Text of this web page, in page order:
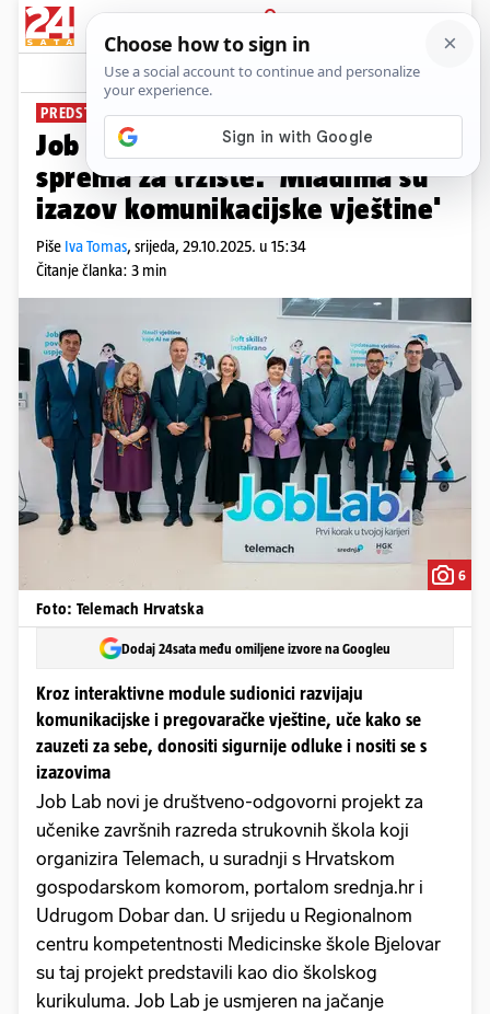
PRIJAVA
News Komentari
PREDSTAVLJEN U BJELOVARU
Job Lab, projekt koji učenike
sprema za tržište. 'Mladima su
izazov komunikacijske vještine'
Piše Iva Tomas, srijeda, 29.10.2025. u 15:34
Čitanje članka: 3 min
6
Foto: Telemach Hrvatska
Dodaj 24sata među omiljene izvore na Googleu
Kroz interaktivne module sudionici razvijaju
komunikacijske i pregovaračke vještine, uče kako se
zauzeti za sebe, donositi sigurnije odluke i nositi se s
izazovima
Job Lab novi je društveno-odgovorni projekt za
učenike završnih razreda strukovnih škola koji
organizira Telemach, u suradnji s Hrvatskom
gospodarskom komorom, portalom srednja.hr i
Udrugom Dobar dan. U srijedu u Regionalnom
centru kompetentnosti Medicinske škole Bjelovar
su taj projekt predstavili kao dio školskog
kurikuluma. Job Lab je usmjeren na jačanje